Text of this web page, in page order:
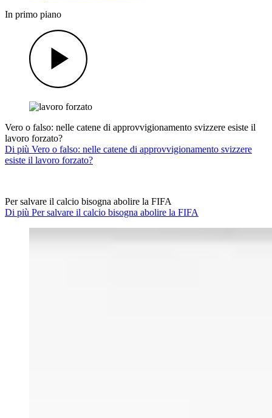
In primo piano
Vero o falso: nelle catene di approvvigionamento svizzere esiste il
lavoro forzato?
Di più Vero o falso: nelle catene di approvvigionamento svizzere
esiste il lavoro forzato?
Per salvare il calcio bisogna abolire la FIFA
Di più Per salvare il calcio bisogna abolire la FIFA